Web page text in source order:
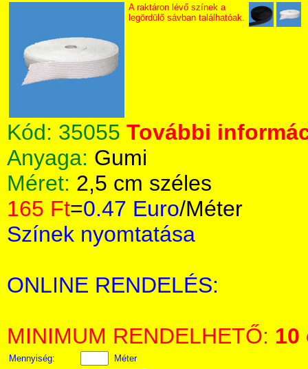
A raktáron lévő színek a
legördülő sávban találhatóak.
Kód: 35055 További
Anyaga: Gumi
Méret: 2,5 cm széles
165 Ft=0.47 Euro/Méter
Színek nyomtatása
ONLINE RENDELÉS:
MINIMUM RENDELHETŐ: 10
Mennyiség:
Méter